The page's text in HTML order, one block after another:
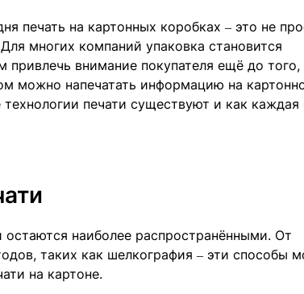
печать на картонных коробках – это не
многих компаний упаковка становится
внимание покупателя ещё до того,
можно напечатать информацию на
печати существуют и как каждая
наиболее распространёнными. От
таких как шелкография – эти способы
на картоне.